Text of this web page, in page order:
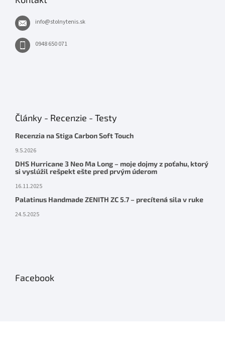
info@stolnytenis.sk
0948 650 071
Články - Recenzie - Testy
Recenzia na Stiga Carbon Soft Touch
9.5.2026
DHS Hurricane 3 Neo Ma Long – moje dojmy z poťahu, ktorý
si vyslúžil rešpekt ešte pred prvým úderom
16.11.2025
Palatinus Handmade ZENITH ZC 5.7 – precítená sila v ruke
24.5.2025
Facebook